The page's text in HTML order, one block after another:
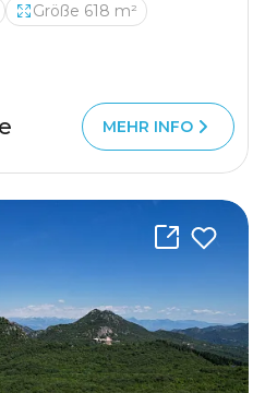
Größe 618 m²
MEHR INFO